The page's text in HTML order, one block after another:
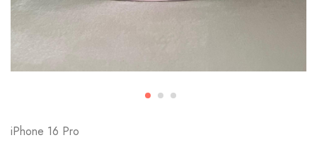
iPhone 16 Pro